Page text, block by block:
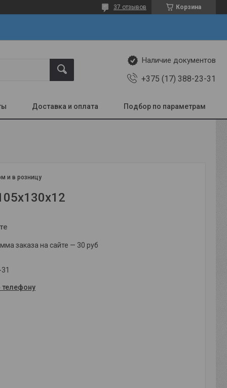
Корзина
37 отзывов
Наличие документов
+375 (17) 388-23-31
Доставка и оплата Подбор по параметрам
и в розницу
заказа на сайте — 30 руб
телефону